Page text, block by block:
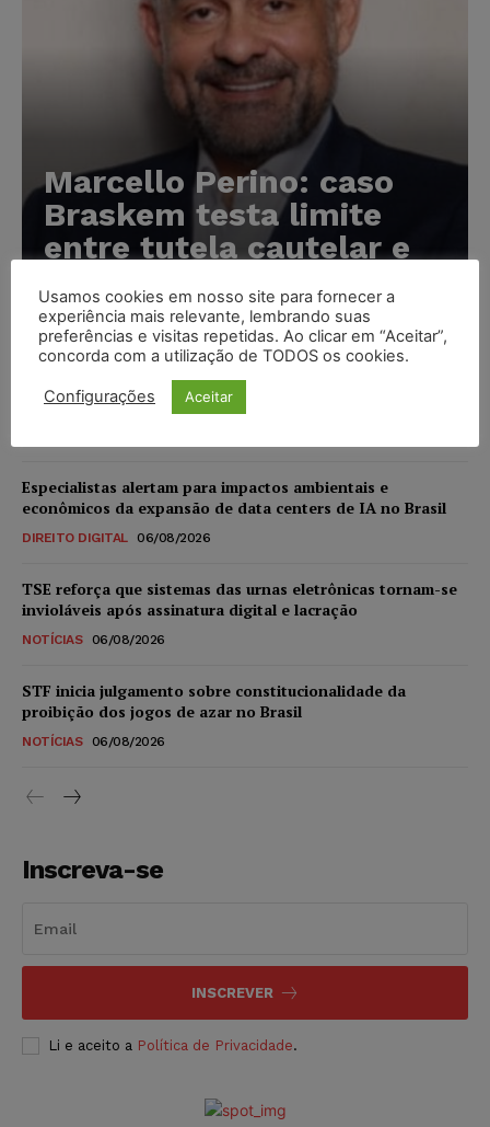
Marcello Perino: caso
Braskem testa limite
entre tutela cautelar e
Karina Silvério - 06/08/2026
IA da Anthropic cria identidades falsas em teste de
segurança e acende alerta sobre riscos de autonomia
Especialistas alertam para impactos ambientais e
econômicos da expansão de data centers de IA no Brasil
DIREITO DIGITAL 06/08/2026
TSE reforça que sistemas das urnas eletrônicas tornam-se
invioláveis após assinatura digital e lacração
NOTÍCIAS 06/08/2026
STF inicia julgamento sobre constitucionalidade da
proibição dos jogos de azar no Brasil
NOTÍCIAS 06/08/2026
Inscreva-se
INSCREVER
Li e aceito a Política de Privacidade.
Usamos cookies em nosso site para fornecer a
experiência mais relevante, lembrando suas
preferências e visitas repetidas. Ao clicar em “Aceitar”,
concorda com a utilização de TODOS os cookies.
Configurações Aceitar